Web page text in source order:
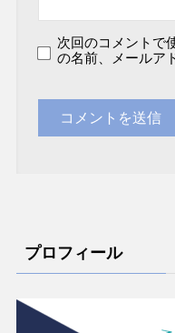
次回のコメントで
の名前、メールア
プロフィール